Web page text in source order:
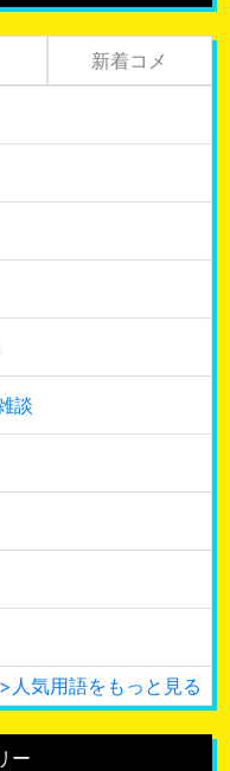
新着コメ
談
人気用語をもっと見る
ー